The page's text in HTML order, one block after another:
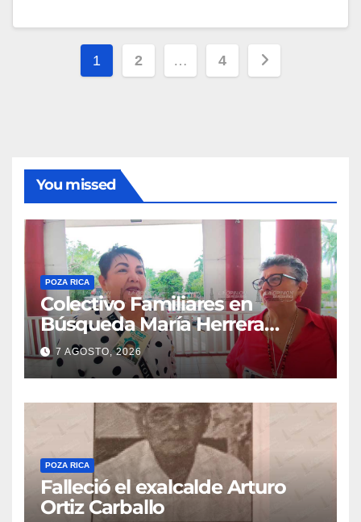
Paginación
1 2 … 4
You missed
POZA RICA
Colectivo Familiares en
Búsqueda María Herrera
convoca a marcha
7 AGOSTO, 2026
POZA RICA
Falleció el exalcalde Arturo
Ortiz Carballo